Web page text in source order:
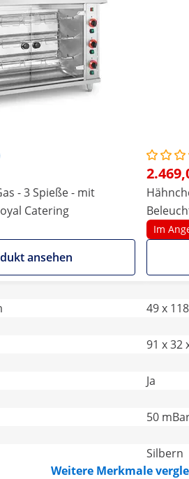
- 3 Spieße - mit
Catering
ansehen
Im
49 x
91 x 32
Ja
50
Silbern
Weitere Merkmale